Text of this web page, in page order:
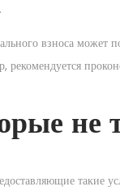
взноса
не
такие